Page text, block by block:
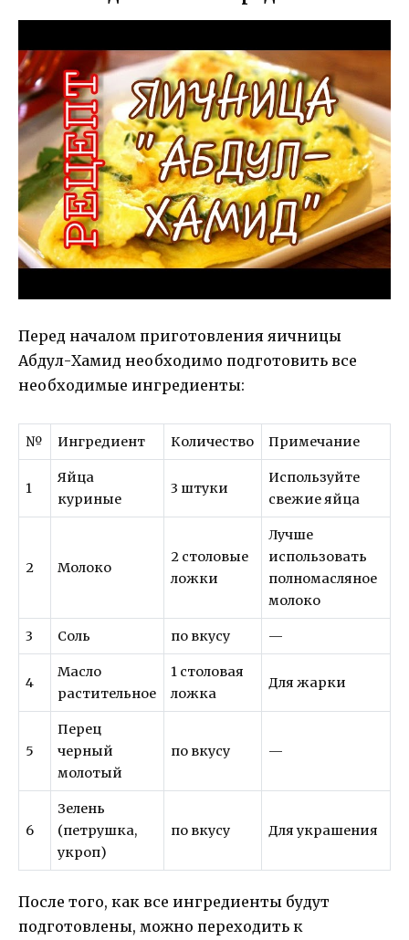
Перед началом приготовления яичницы
Абдул-Хамид необходимо подготовить все
необходимые ингредиенты:
№ Ингредиент Количество Примечание
1
Яйца
куриные
3 штуки
Используйте
свежие яйца
2 Молоко
2 столовые
ложки
Лучше
использовать
полномасляное
молоко
3 Соль по вкусу —
4
Масло
растительное
1 столовая
ложка
Для жарки
5
Перец
черный
молотый
по вкусу —
6
Зелень
(петрушка,
укроп)
по вкусу Для украшения
После того, как все ингредиенты будут
подготовлены, можно переходить к